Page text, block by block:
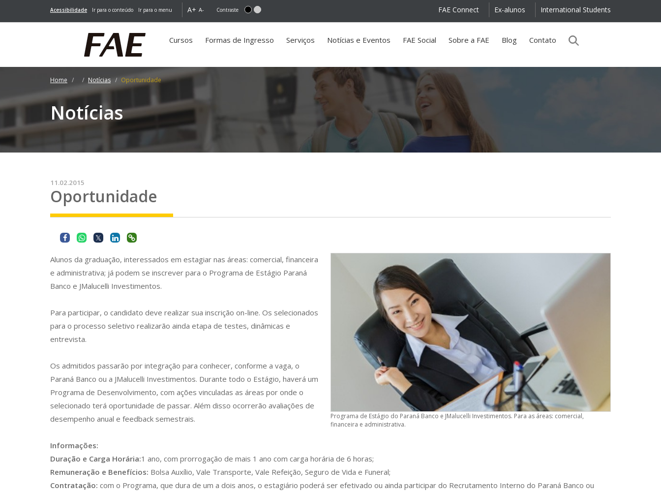
Acessibilidade Ir para o conteúdo Ir para o menu A+ A- Contraste International Students
Ex-alunos
FAE Connect
Cursos Formas de Ingresso Serviços Notícias e Eventos FAE Social Sobre a FAE Blog Contato
Home Notícias Oportunidade
Notícias
11.02.2015
Oportunidade
Programa de Estágio do Paraná Banco e JMalucelli Investimentos. Para as áreas: comercial,
financeira e administrativa.
Alunos da graduação, interessados em estagiar nas áreas: comercial, financeira
e administrativa; já podem se inscrever para o Programa de Estágio Paraná
Banco e JMalucelli Investimentos.
Para participar, o candidato deve realizar sua inscrição on-line. Os selecionados
para o processo seletivo realizarão ainda etapa de testes, dinâmicas e
entrevista.
Os admitidos passarão por integração para conhecer, conforme a vaga, o
Paraná Banco ou a JMalucelli Investimentos. Durante todo o Estágio, haverá um
Programa de Desenvolvimento, com ações vinculadas as áreas por onde o
selecionado terá oportunidade de passar. Além disso ocorrerão avaliações de
desempenho anual e feedback semestrais.
Informações:
Duração e Carga Horária:1 ano, com prorrogação de mais 1 ano com carga horária de 6 horas;
Remuneração e Benefícios: Bolsa Auxílio, Vale Transporte, Vale Refeição, Seguro de Vida e Funeral;
Contratação: com o Programa, que dura de um a dois anos, o estagiário poderá ser efetivado ou ainda participar do Recrutamento Interno do Paraná Banco ou